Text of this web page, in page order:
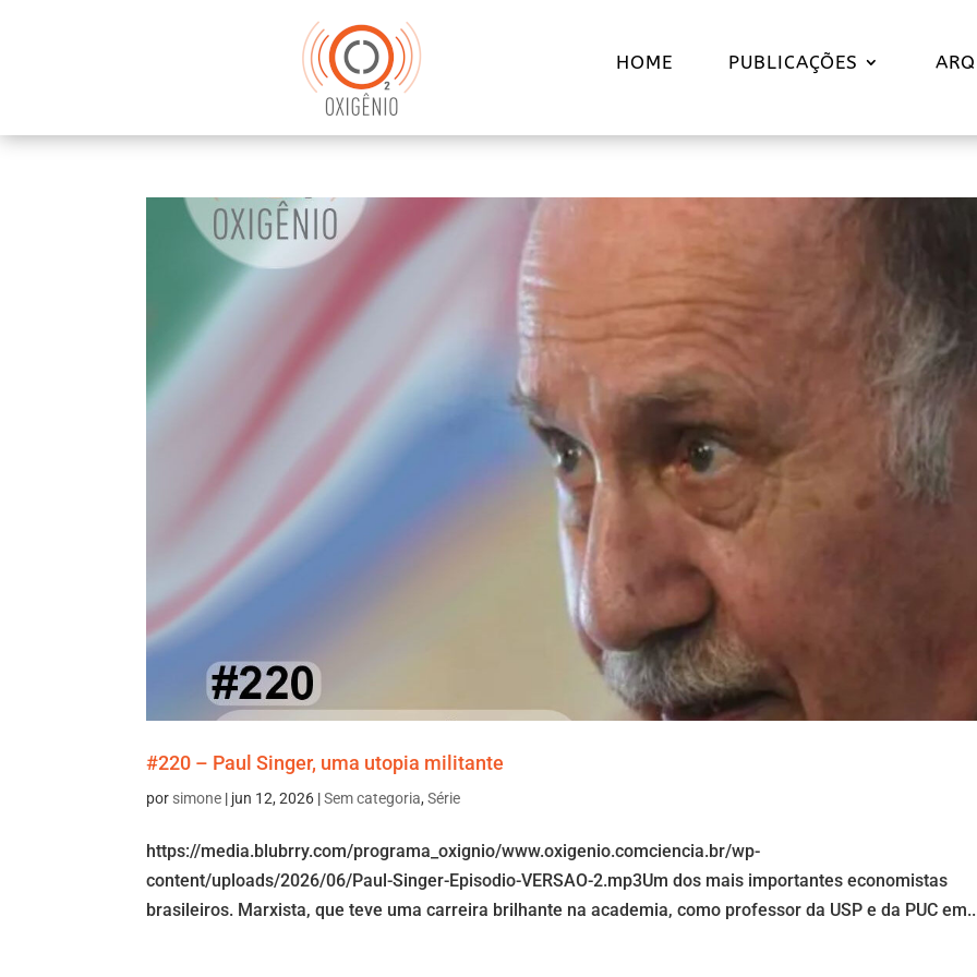
HOME PUBLICAÇÕES
#220 – Paul Singer, uma utopia militante
por simone | jun 12, 2026 |Sem categoria,Série
https://media.blubrry.com/programa_oxignio/www.oxigenio.comciencia.br/wp-
content/uploads/2026/06/Paul-Singer-Episodio-VERSAO-2.mp3Um dos mais importantes economistas
brasileiros. Marxista, que teve uma carreira brilhante na academia, como professor da USP e da PUC